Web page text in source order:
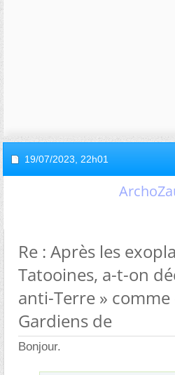
19/07/2023, 22h01
Re : Après les
Tatooines, a-t-on
anti-Terre » comme
Gardiens de
Bonjour.